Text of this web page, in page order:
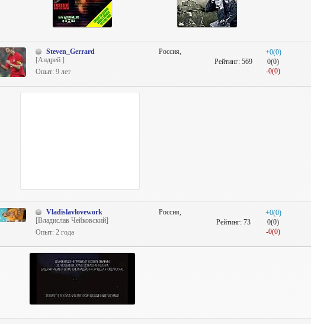
Steven_Gerrard
[Андрей ]
Опыт: 9 лет
+0(0)
0(0)
-0(0)
Рейтинг:569
Россия,
Vladislavlovework
[Владислав Чейковский]
Опыт: 2 года
+0(0)
0(0)
-0(0)
Рейтинг:73
Россия,